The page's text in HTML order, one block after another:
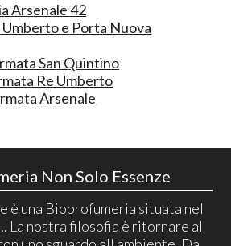
Arsenale 42
e Porta Nuova
San Quintino
Re Umberto
Arsenale
Non Solo Essenze
è una Bioprofumeria situata nel
La nostra filosofia è ritornare al